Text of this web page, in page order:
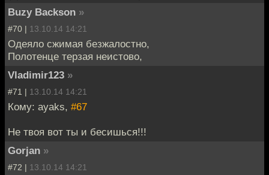
Buzy Backson »
#70 | 13.10.14 14:21
Одеяло сжимая безжалостно,
Полотенце терзая неистово,
Vladimir123 »
#71 | 13.10.14 14:21
Кому: ayaks, #67
Не твоя вот ты и бесишься!!!
Gorjan »
#72 | 13.10.14 14:21